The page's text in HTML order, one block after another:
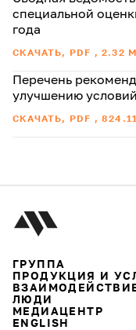
специальной
года
СКАЧАТЬ, PDF , 2.32
Перечень
улучшению
СКАЧАТЬ, PDF ,
ГРУППА
ПРОДУКЦИЯ И
ЛЮДИ
МЕДИАЦЕНТР
ENGLISH